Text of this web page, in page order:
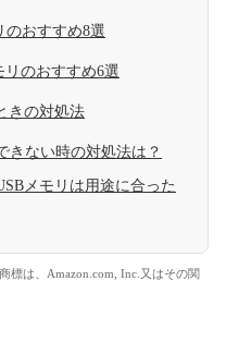
のおすすめ8選
リのおすすめ6選
きの対処法
きない時の対処法は？
メモリは用途に合った
標は、Amazon.com, Inc.又はその関